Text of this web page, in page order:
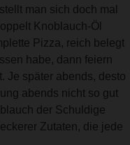
man sich doch mal
Knoblauch-Öl
Pizza, reich belegt
habe, dann feiern
Je später abends, desto
abends nicht so gut
der Schuldige
Zutaten, die jede